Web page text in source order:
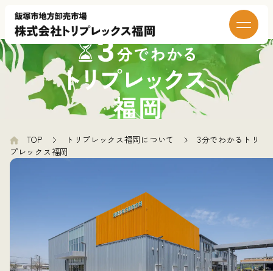
TOP トリプレックス福岡について
3分でわかるトリ
プレックス福岡